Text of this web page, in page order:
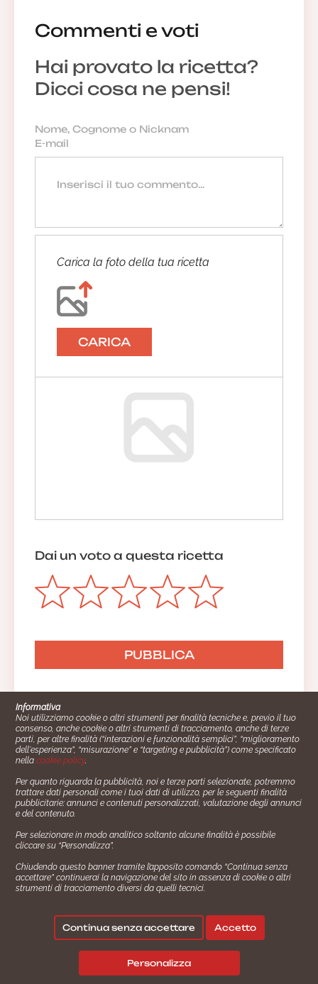
Commenti e voti
Hai provato la ricetta?
Dicci cosa ne pensi!
Carica la foto della tua ricetta
CARICA
Dai un voto a questa ricetta
Cucinare.it è un marchio commerciale di Impiego24.it s.r.l.
copyright 2014 - 2024 P.IVA: 03406490130
Azienda certiﬁcata ISO 27001 numero: SNR 73140386/89/I
- Azienda certiﬁcata ISO 9001 numero: SNR
Gestione consensi e categorie merceologiche marketing
Seguici su:
Termini e Condizioni
Informativa
Noi utilizziamo cookie o altri strumenti per finalità tecniche e, previo il tuo
consenso, anche cookie o altri strumenti di tracciamento, anche di terze
parti, per altre finalità (“interazioni e funzionalità semplici”, “miglioramento
dell'esperienza”, “misurazione” e “targeting e pubblicità”) come specificato
nellacookie policy.
Per quanto riguarda la pubblicità, noi e terze parti selezionate, potremmo
trattare dati personali come i tuoi dati di utilizzo, per le seguenti finalità
pubblicitarie: annunci e contenuti personalizzati, valutazione degli annunci
e del contenuto.
Per selezionare in modo analitico soltanto alcune finalità è possibile
cliccare su “Personalizza”.
Chiudendo questo banner tramite l’apposito comando “Continua senza
accettare” continuerai la navigazione del sito in assenza di cookie o altri
strumenti di tracciamento diversi da quelli tecnici.
Personalizza
Continua senza accettare Accetto